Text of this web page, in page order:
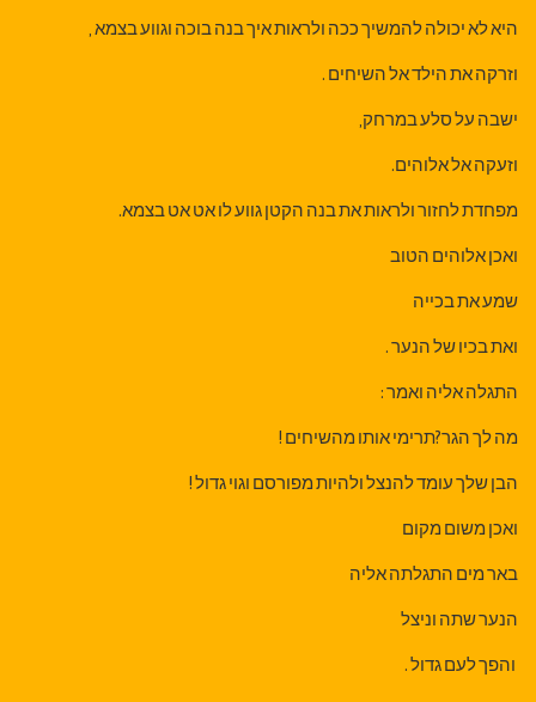
היא לא יכולה להמשיך ככה ולראות איך בנה בוכה וגווע בצמא ,
וזרקה את הילד אל השיחים .
ישבה על סלע במרחק,
וזעקה אל אלוהים.
מפחדת לחזור ולראות את בנה הקטן גווע לו אט אט בצמא.
ואכן אלוהים הטוב
שמע את בכייה
ואת בכיו של הנער .
התגלה אליה ואמר :
מה לך הגר?תרימי אותו מהשיחים !
הבן שלך עומד להנצל ולהיות מפורסם וגוי גדול !
ואכן משום מקום
באר מים התגלתה אליה
הנער שתה וניצל
והפך לעם גדול .